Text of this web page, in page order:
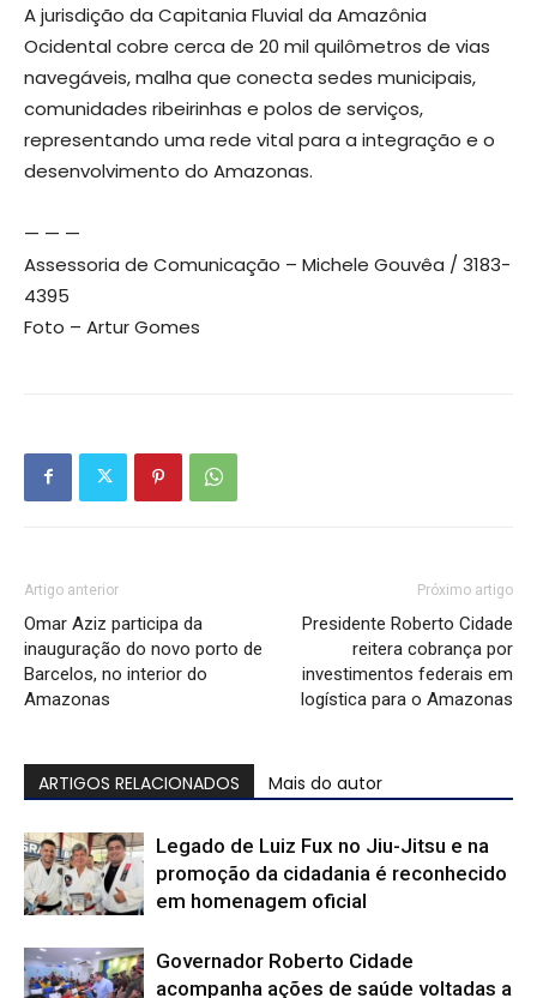
A jurisdição da Capitania Fluvial da Amazônia
Ocidental cobre cerca de 20 mil quilômetros de vias
navegáveis, malha que conecta sedes municipais,
comunidades ribeirinhas e polos de serviços,
representando uma rede vital para a integração e o
desenvolvimento do Amazonas.
— — —
Assessoria de Comunicação – Michele Gouvêa / 3183-
4395
Foto – Artur Gomes
Artigo anterior
Omar Aziz participa da
inauguração do novo porto de
Barcelos, no interior do
Amazonas
Próximo artigo
Presidente Roberto Cidade
reitera cobrança por
investimentos federais em
logística para o Amazonas
ARTIGOS RELACIONADOS Mais do autor
Legado de Luiz Fux no Jiu-Jitsu e na
promoção da cidadania é reconhecido
em homenagem oficial
Governador Roberto Cidade
acompanha ações de saúde voltadas a